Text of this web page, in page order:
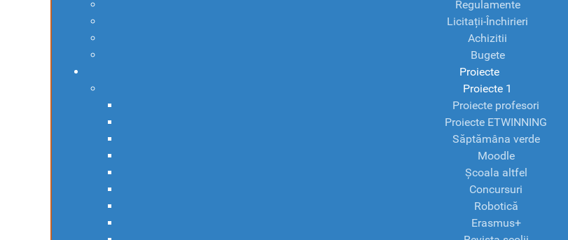
Regulamente
Licitații-Închirieri
Achizitii
Bugete
Proiecte
Proiecte 1
Proiecte profesori
Proiecte ETWINNING
Săptămâna verde
Moodle
Școala altfel
Concursuri
Robotică
Erasmus+